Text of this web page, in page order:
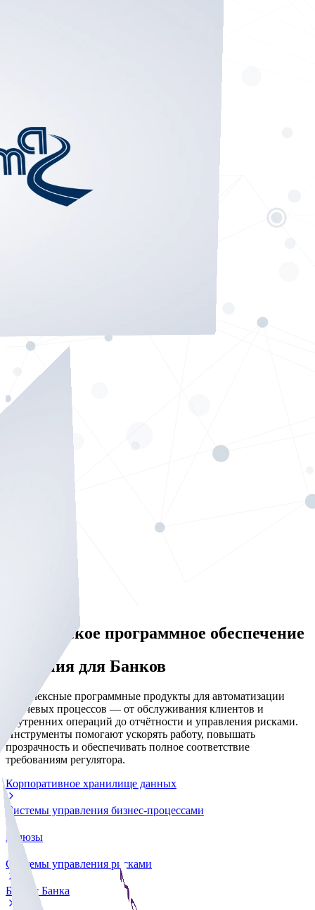
Банковское программное обеспечение
Решения для Банков
Комплексные программные продукты для автоматизации
ключевых процессов — от обслуживания клиентов и
внутренних операций до отчётности и управления рисками.
Инструменты помогают ускорять работу, повышать
прозрачность и обеспечивать полное соответствие
требованиям регулятора.
Корпоративное хранилище данных
Системы управления бизнес-процессами
Шлюзы
Системы управления рисками
Бизнес Банка